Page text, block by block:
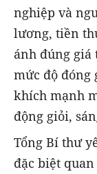
nghiệp và
lương, tiền
ánh đúng giá
mức độ đóng
khích mạnh
động giỏi,
Tổng Bí thư
đặc biệt